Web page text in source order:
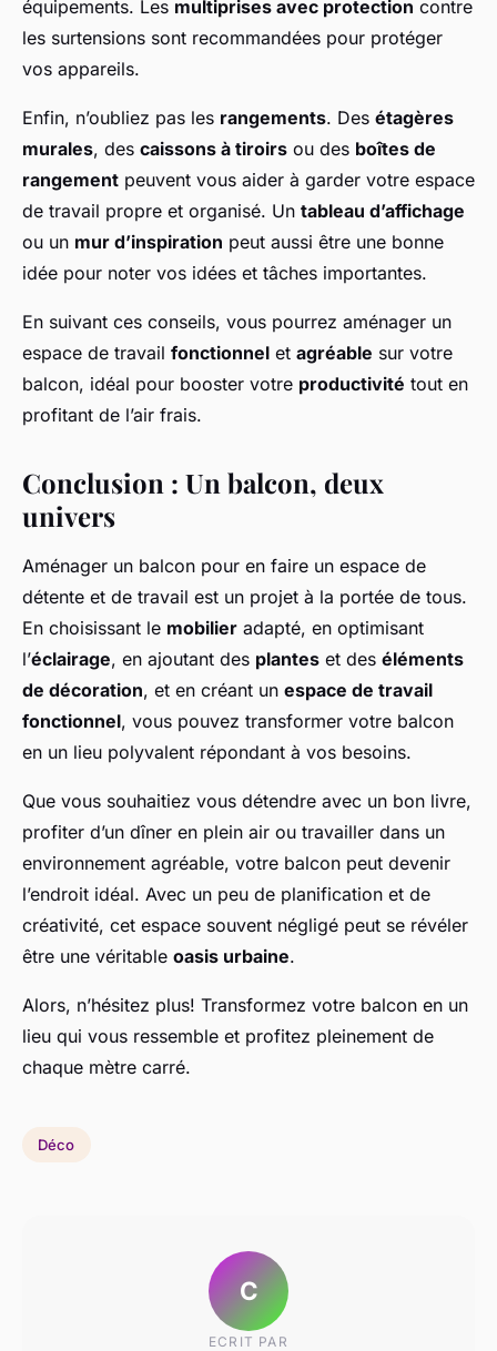
équipements. Les multiprises avec protection contre
les surtensions sont recommandées pour protéger
vos appareils.
Enfin, n’oubliez pas les rangements. Des étagères
murales, des caissons à tiroirs ou des boîtes de
rangement peuvent vous aider à garder votre espace
de travail propre et organisé. Un tableau d’affichage
ou un mur d’inspiration peut aussi être une bonne
idée pour noter vos idées et tâches importantes.
En suivant ces conseils, vous pourrez aménager un
espace de travail fonctionnel et agréable sur votre
balcon, idéal pour booster votre productivité tout en
profitant de l’air frais.
Conclusion : Un balcon, deux
univers
Aménager un balcon pour en faire un espace de
détente et de travail est un projet à la portée de tous.
En choisissant le mobilier adapté, en optimisant
l’éclairage, en ajoutant des plantes et des éléments
de décoration, et en créant un espace de travail
fonctionnel, vous pouvez transformer votre balcon
en un lieu polyvalent répondant à vos besoins.
Que vous souhaitiez vous détendre avec un bon livre,
profiter d’un dîner en plein air ou travailler dans un
environnement agréable, votre balcon peut devenir
l’endroit idéal. Avec un peu de planification et de
créativité, cet espace souvent négligé peut se révéler
être une véritable oasis urbaine.
Alors, n’hésitez plus! Transformez votre balcon en un
lieu qui vous ressemble et profitez pleinement de
chaque mètre carré.
Déco
C
ECRIT PAR